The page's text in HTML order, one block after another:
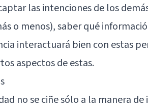
las intenciones de los
o menos), saber qué
interactuará bien con estas
aspectos de estas.
no se ciñe sólo a la manera